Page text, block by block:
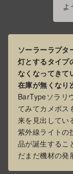
よ
ソーラーラプタ
灯とするタイプ
なくなってきて
在庫が無くなり
BarTypeソラリ
てみてカメボス
来を見出してい
紫外線ライトの
品が誕生するこ
だまだ機材の発